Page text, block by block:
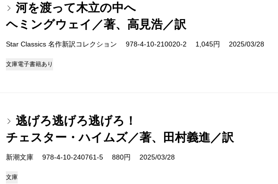
河を渡って木立の中へ
ヘミングウェイ／著、高見浩／訳
Star Classics 名作新訳コレクション 978-4-10-210020-2 1,045円 2025/03/28
文庫電子書籍あり
逃げろ逃げろ逃げろ！
チェスター・ハイムズ／著、田村義進／訳
新潮文庫 978-4-10-240761-5 880円 2025/03/28
文庫